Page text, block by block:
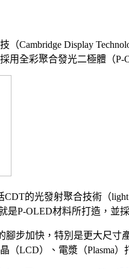
（Cambridge Display
用全彩聚合發光二極體（P-
的光發射聚合技術（
是P-OLED材料所打造，
腳步加快，特別是更大尺
（LCD）、電漿（Plasma